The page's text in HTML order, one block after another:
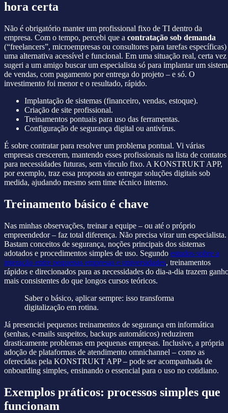
hora certa
Não é obrigatório manter um profissional fixo de TI dentro da
empresa. Com o tempo, percebi que a contratação sob demanda
(“freelancers”, microempresas ou consultores para tarefas específicas)
uma alternativa acessível e funcional. Em uma situação real, certa vez
sugeri a um amigo buscar um especialista só para implantar um
de vendas, com pagamento por entrega do projeto – e só. O
investimento foi menor e o resultado, rápido.
Implantação de sistemas (financeiro, vendas, estoque).
Criação de site profissional.
Treinamentos pontuais para uso das ferramentas.
Configuração de segurança digital ou antivírus.
É sobre contratar para resolver um problema pontual. Vi várias
empresas crescerem, mantendo esses profissionais na lista de contatos
para necessidades futuras, sem vínculo fixo. A KONSTRUKT APP,
por exemplo, traz essa proposta ao entregar soluções digitais sob
medida, ajudando mesmo sem time técnico interno.
Treinamento básico é chave
Nas minhas observações, treinar a equipe – ou até o próprio
empreendedor – faz total diferença. Não precisa virar um especialista.
Bastam conceitos de segurança, noções principais dos sistemas
adotados e procedimentos simples de uso. Segundo estudos sobre a
interação entre pequenas empresas e universidades, treinamentos
rápidos e direcionados para as necessidades do dia-a-dia trazem
mais consistentes do que longos cursos teóricos.
Saber o básico, aplicar sempre: isso transforma
digitalização em rotina.
Já presenciei pequenos treinamentos de segurança em informática
(senhas, e-mails suspeitos, backups automáticos) reduzirem
drasticamente problemas em pequenas empresas. Inclusive, a própria
adoção de plataformas de atendimento omnichannel – como as
oferecidas pela KONSTRUKT APP – pode ser acompanhada de
onboarding simples, ensinando o essencial para o uso no cotidiano.
Exemplos práticos: processos simples que
funcionam